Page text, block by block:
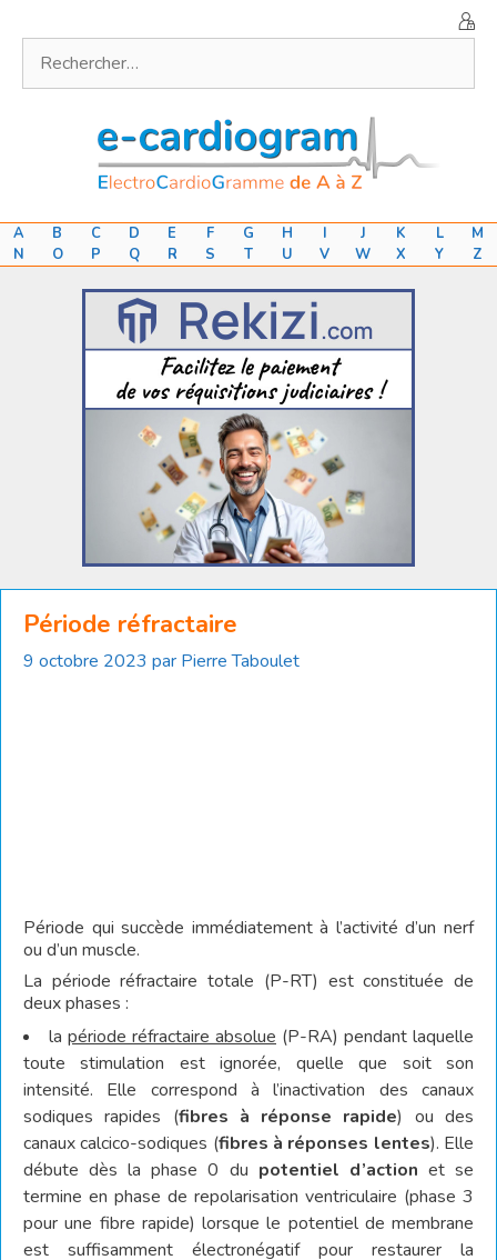
contenu
A B C D E F G H I J K L
M
N
O P Q R S T U V W X Y Z
Période réfractaire
9 octobre 2023 par Pierre Taboulet
Période qui succède immédiatement à l’activité d’un nerf
ou d’un muscle.
La période réfractaire totale (P-RT) est constituée de
deux phases :
la période réfractaire absolue (P-RA) pendant laquelle
toute stimulation est ignorée, quelle que soit son
intensité. Elle correspond à l’inactivation des canaux
sodiques rapides (fibres à réponse rapide) ou des
canaux calcico-sodiques (fibres à réponses lentes). Elle
débute dès la phase 0 du potentiel d’action et se
termine en phase de repolarisation ventriculaire (phase 3
pour une fibre rapide) lorsque le potentiel de membrane
est suffisamment électronégatif pour restaurer la